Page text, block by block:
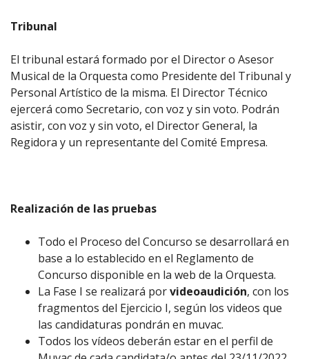
Tribunal
El tribunal estará formado por el Director o Asesor
Musical de la Orquesta como Presidente del Tribunal y
Personal Artístico de la misma. El Director Técnico
ejercerá como Secretario, con voz y sin voto. Podrán
asistir, con voz y sin voto, el Director General, la
Regidora y un representante del Comité Empresa.
Realización de las pruebas
Todo el Proceso del Concurso se desarrollará en
base a lo establecido en el Reglamento de
Concurso disponible en la web de la Orquesta.
La Fase I se realizará porvideoaudición, con los
fragmentos del Ejercicio I, según los videos que
las candidaturas pondrán en muvac.
Todos los vídeos deberán estar en el perfil de